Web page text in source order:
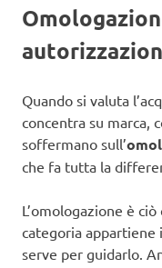
Quando si valuta
concentra su marca,
soffermano sull’
che fa tutta la
L’omologazione è
categoria appartiene
serve per guidarlo.